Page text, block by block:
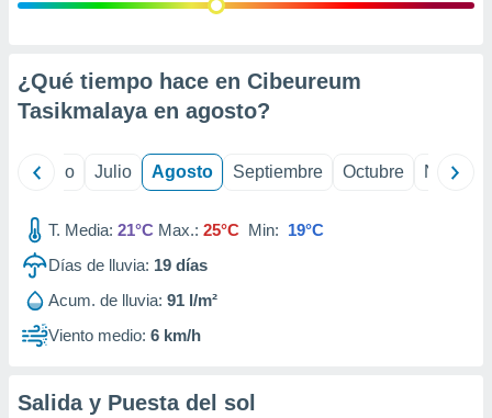
e
mediante
de
1199
¿Qué tiempo hace en Cibeureum
Tasikmalaya en agosto?
Junio Julio Agosto Septiembre Octubre
T. Media: 21°C Max.: 25°C Min: 19°C
Días de lluvia: 19 días
Acum. de lluvia: 91 l/m²
Viento medio: 6 km/h
Salida y Puesta del sol